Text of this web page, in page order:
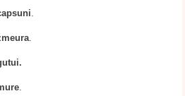
.
.
.